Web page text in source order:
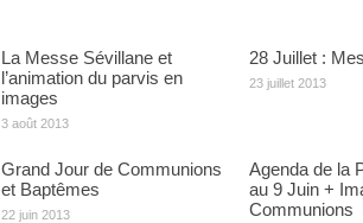
La Messe Sévillane et
l’animation du parvis en
images
3 août 2013
28 Juillet :
23 juillet 2013
Grand Jour de Communions
et Baptêmes
22 juin 2013
Agenda de la
au 9 Juin +
Communions